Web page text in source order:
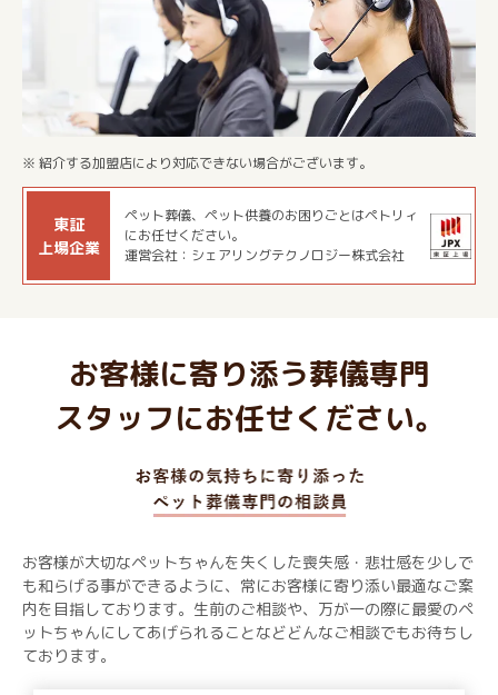
※ 紹介する加盟店により対応できない場合がございます。
東証
上場企業
ペット葬儀、ペット供養のお困りごとはペトリィ
にお任せください。
運営会社：シェアリングテクノロジー株式会社
お客様に寄り添う葬儀専門
スタッフにお任せください。
お客様が大切なペットちゃんを失くした喪失感・悲壮感を少しで
も和らげる事ができるように、常にお客様に寄り添い最適なご案
内を目指しております。生前のご相談や、万が一の際に最愛のペ
ットちゃんにしてあげられることなどどんなご相談でもお待ちし
ております。